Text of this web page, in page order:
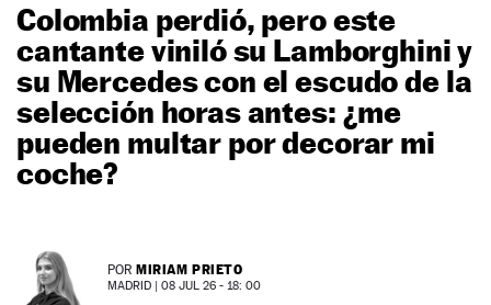
MOTOS
TECNOLOGÍA
SUPERCOCHES
MOTORTV
SERVICIOS
SÍGUENOS
Colombia perdió, pero este
cantante viniló su Lamborghini y
su Mercedes con el escudo de la
selección horas antes: ¿me
pueden multar por decorar mi
coche?
POR MIRIAM PRIETO
MADRID | 08 JUL 26 - 18: 00